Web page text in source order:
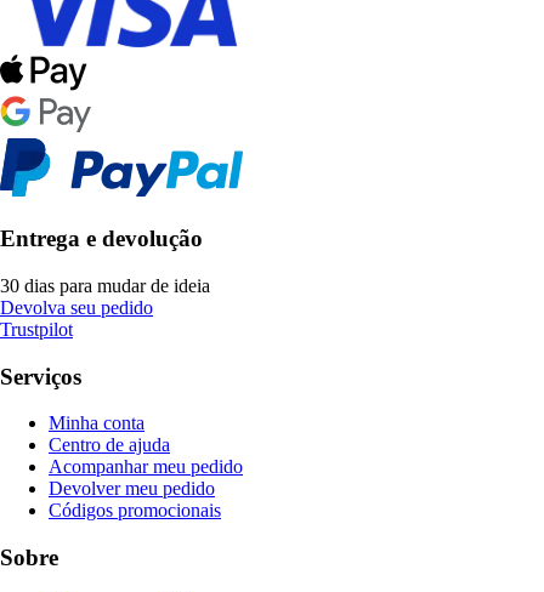
Entrega e devolução
30 dias para mudar de ideia
Devolva seu pedido
Trustpilot
Serviços
Minha conta
Centro de ajuda
Acompanhar meu pedido
Devolver meu pedido
Códigos promocionais
Sobre